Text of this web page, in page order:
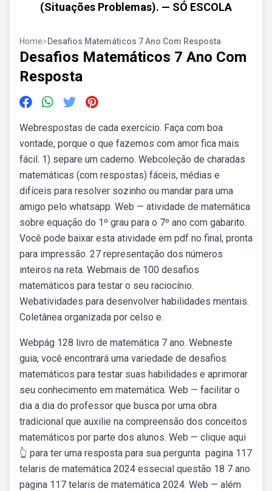
(Situações Problemas). — SÓ ESCOLA
Home>Desafios Matemáticos 7 Ano Com Resposta
Desafios Matemáticos 7 Ano Com
Resposta
Webrespostas de cada exercício. Faça com boa
vontade, porque o que fazemos com amor fica mais
fácil. 1) separe um caderno. Webcoleção de charadas
matemáticas (com respostas) fáceis, médias e
difíceis para resolver sozinho ou mandar para uma
amigo pelo whatsapp. Web — atividade de matemática
sobre equação do 1º grau para o 7º ano com gabarito.
Você pode baixar esta atividade em pdf no final, pronta
para impressão. 27 representação dos números
inteiros na reta. Webmais de 100 desafios
matemáticos para testar o seu raciocínio.
Webatividades para desenvolver habilidades mentais.
Coletânea organizada por celso e.
Webpág 128 livro de matemática 7 ano. Webneste
guia, você encontrará uma variedade de desafios
matemáticos para testar suas habilidades e aprimorar
seu conhecimento em matemática. Web — facilitar o
dia a dia do professor que busca por uma obra
tradicional que auxilie na compreensão dos conceitos
matemáticos por parte dos alunos. Web — clique aqui
👆 para ter uma resposta para sua pergunta ️ pagina 117
telaris de matemática 2024 essecial questão 18 7 ano
pagina 117 telaris de matemática 2024. Web — além